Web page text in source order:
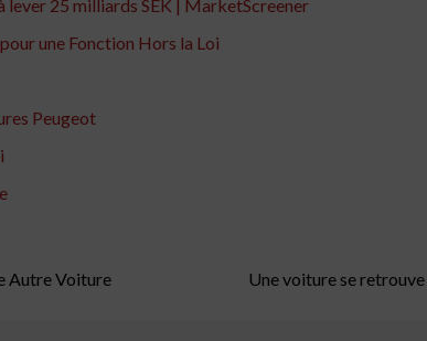
lever 25 milliards SEK | MarketScreener
une Fonction Hors la Loi
Peugeot
Autre Voiture
Une voiture se